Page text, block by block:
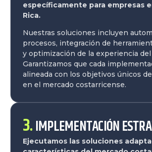
específicamente para empresas
Rica.
Nuestras soluciones incluyen
procesos, integración de
y optimización de la experiencia
Garantizamos que cada
alineada con los objetivos únicos
en el mercado costarricense.
3.IMPLEMENTACIÓN
Ejecutamos las soluciones